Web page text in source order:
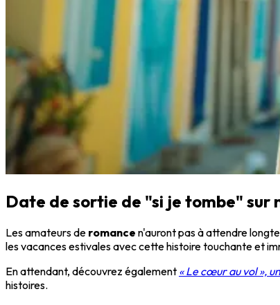
Date de sortie de "si je tombe" sur
Les amateurs de romance n'auront pas à attendre
les vacances estivales avec cette histoire touchante et
En attendant, découvrez également « Le cœur au vol »,
histoires.